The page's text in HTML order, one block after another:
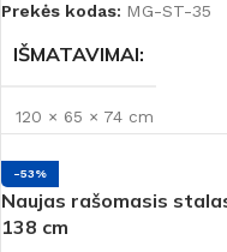
Ąžuolas/Wenge
spalva
PREKĖS ŽENKLAS
Montana
Prekės kodas: MG-ST-35
IŠMATAVIMAI
120 × 65 × 74 cm
BŪKLĖ
-53%
Naujas rašomasis
138 cm